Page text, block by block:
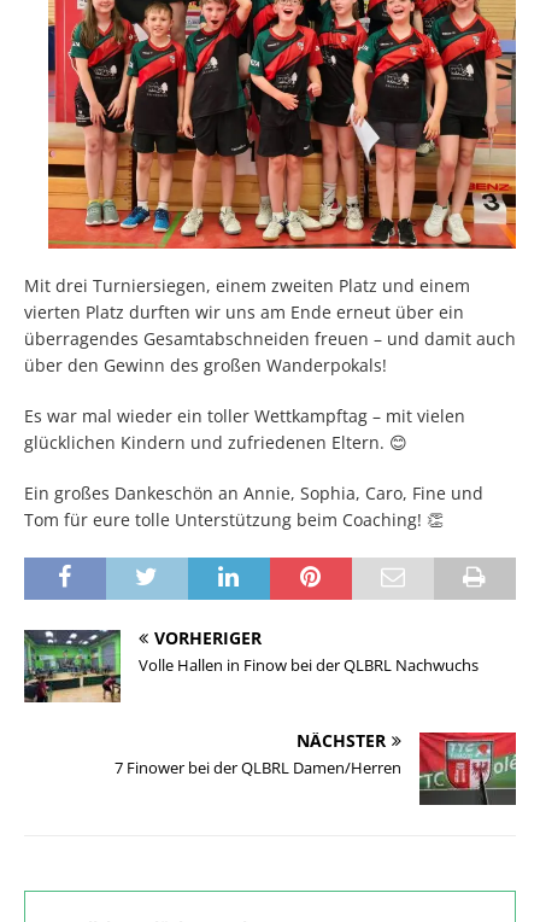
Mit drei Turniersiegen, einem zweiten Platz und einem
vierten Platz durften wir uns am Ende erneut über ein
überragendes Gesamtabschneiden freuen – und damit auch
über den Gewinn des großen Wanderpokals!
Es war mal wieder ein toller Wettkampftag – mit vielen
glücklichen Kindern und zufriedenen Eltern. 😊
Ein großes Dankeschön an Annie, Sophia, Caro, Fine und
Tom für eure tolle Unterstützung beim Coaching! 👏
VORHERIGER
Volle Hallen in Finow bei der QLBRL Nachwuchs
NÄCHSTER
7 Finower bei der QLBRL Damen/Herren